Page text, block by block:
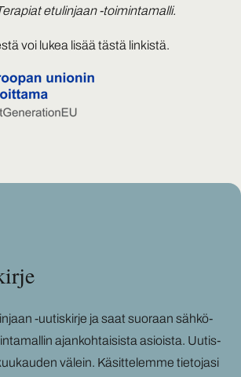
etulinjaan -toimintamalli.
voi lukea lisää tästä linkistä.
-​uutiskirje ja saat suo­raan säh­kö­
ajan­koh­tai­sis­ta asiois­ta. Uu­tis­
vä­lein. Kä­sit­te­lem­me tie­to­ja­si